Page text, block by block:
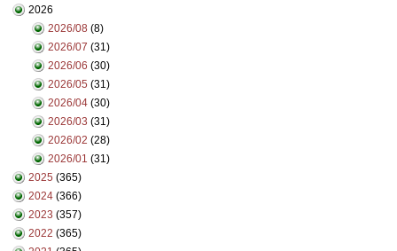
2026
2026/08 (8)
2026/07 (31)
2026/06 (30)
2026/05 (31)
2026/04 (30)
2026/03 (31)
2026/02 (28)
2026/01 (31)
2025 (365)
2024 (366)
2023 (357)
2022 (365)